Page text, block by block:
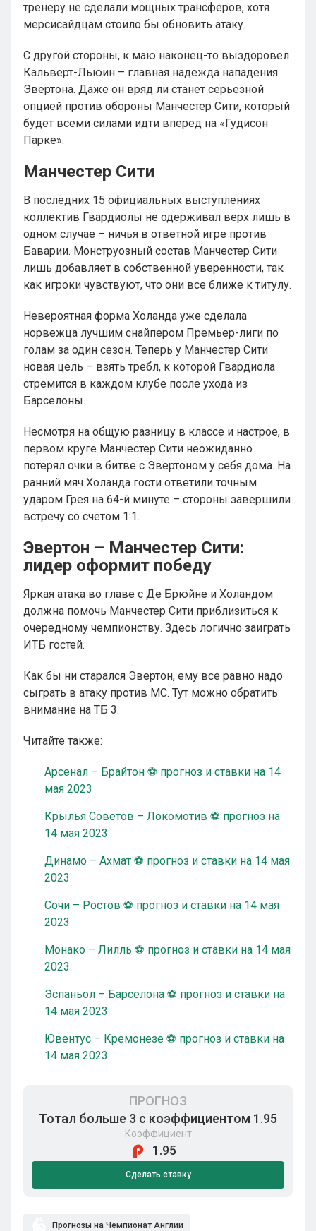
тренеру не сделали мощных трансферов, хотя
мерсисайдцам стоило бы обновить атаку.
С другой стороны, к маю наконец-то выздоровел
Кальверт-Льюин – главная надежда нападения
Эвертона. Даже он вряд ли станет серьезной
опцией против обороны Манчестер Сити, который
будет всеми силами идти вперед на «Гудисон
Парке».
Манчестер Сити
В последних 15 официальных выступлениях
коллектив Гвардиолы не одерживал верх лишь в
одном случае – ничья в ответной игре против
Баварии. Монструозный состав Манчестер Сити
лишь добавляет в собственной уверенности, так
как игроки чувствуют, что они все ближе к титулу.
Невероятная форма Холанда уже сделала
норвежца лучшим снайпером Премьер-лиги по
голам за один сезон. Теперь у Манчестер Сити
новая цель – взять требл, к которой Гвардиола
стремится в каждом клубе после ухода из
Барселоны.
Несмотря на общую разницу в классе и настрое, в
первом круге Манчестер Сити неожиданно
потерял очки в битве с Эвертоном у себя дома. На
ранний мяч Холанда гости ответили точным
ударом Грея на 64-й минуте – стороны завершили
встречу со счетом 1:1.
Эвертон – Манчестер Сити:
лидер оформит победу
Яркая атака во главе с Де Брюйне и Холандом
должна помочь Манчестер Сити приблизиться к
очередному чемпионству. Здесь логично заиграть
ИТБ гостей.
Как бы ни старался Эвертон, ему все равно надо
сыграть в атаку против МС. Тут можно обратить
внимание на ТБ 3.
Читайте также:
Арсенал – Брайтон ⚽ прогноз и ставки на 14
мая 2023
Крылья Советов – Локомотив ⚽ прогноз на
14 мая 2023
Динамо – Ахмат ⚽ прогноз и ставки на 14 мая
2023
Сочи – Ростов ⚽ прогноз и ставки на 14 мая
2023
Монако – Лилль ⚽ прогноз и ставки на 14 мая
2023
Эспаньол – Барселона ⚽ прогноз и ставки на
14 мая 2023
Ювентус – Кремонезе ⚽ прогноз и ставки на
14 мая 2023
ПРОГНОЗ
Тотал больше 3 с коэффициентом 1.95
Коэффициент
1.95
Сделать ставку
Прогнозы на Чемпионат Англии